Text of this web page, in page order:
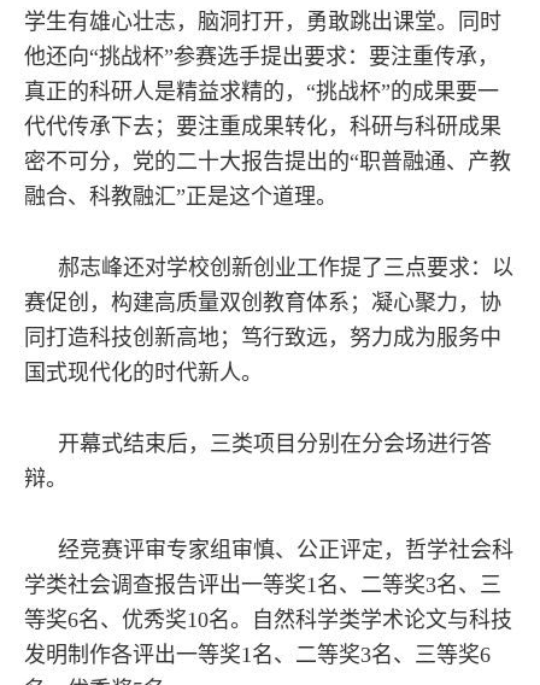
学生有雄心壮志，脑洞打开，勇敢跳出课堂。同时
他还向“挑战杯”参赛选手提出要求：要注重传承，
真正的科研人是精益求精的，“挑战杯”的成果要一
代代传承下去；要注重成果转化，科研与科研成果
密不可分，党的二十大报告提出的“职普融通、产教
融合、科教融汇”正是这个道理。
郝志峰还对学校创新创业工作提了三点要求：以
赛促创，构建高质量双创教育体系；凝心聚力，协
同打造科技创新高地；笃行致远，努力成为服务中
国式现代化的时代新人。
开幕式结束后，三类项目分别在分会场进行答
辩。
经竞赛评审专家组审慎、公正评定，哲学社会科
学类社会调查报告评出一等奖1名、二等奖3名、三
等奖6名、优秀奖10名。自然科学类学术论文与科技
发明制作各评出一等奖1名、二等奖3名、三等奖6